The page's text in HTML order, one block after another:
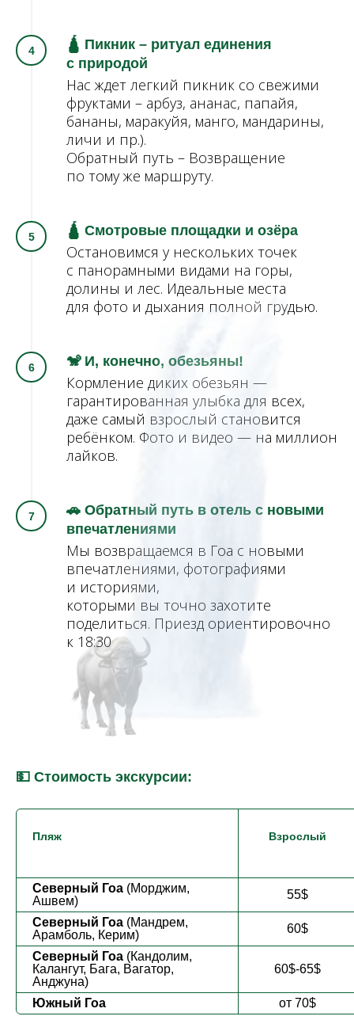
🛕 Пикник – ритуал единения
с природой
Нас ждет легкий пикник со свежими
фруктами – арбуз, ананас, папайя,
бананы, маракуйя, манго, мандарины,
личи и пр.).
Обратный путь – Возвращение
по тому же маршруту.
🛕 Смотровые площадки и озёра
Остановимся у нескольких точек
с панорамными видами на горы,
долины и лес. Идеальные места
для фото и дыхания полной грудью.
🐒 И, конечно, обезьяны!
Кормление диких обезьян —
гарантированная улыбка для всех,
даже самый взрослый становится
ребёнком. Фото и видео — на миллион
лайков.
🚗 Обратный путь в отель с новыми
впечатлениями
Мы возвращаемся в Гоа с новыми
впечатлениями, фотографиями
и историями,
которыми вы точно захотите
поделиться. Приезд ориентировочно
к 18:30
💵 Стоимость экскурсии:
Пляж Взрослый
Северный Гоа (Морджим,
Ашвем)
55$
Северный Гоа (Мандрем,
Арамболь, Керим)
60$
Северный Гоа (Кандолим,
Калангут, Бага, Вагатор,
Анджуна)
60$-65$
Южный Гоа от 70$